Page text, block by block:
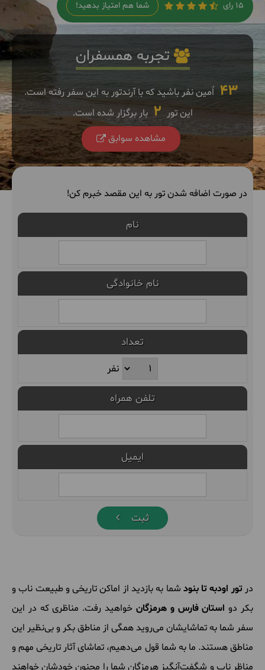
15 رای شما هم امتیاز بدهید!
تجربه همسفران
43 اٌمین نفر باشید که با آرندتور به این سفر رفته است.
این تور 2 بار برگزار شده است.
مشاهده سوابق
در صورت اضافه شدن تور به این مقصد خبرم کن!
نام
نام خانوادگی
تعداد
نفر
تلفن همراه
ایمیل
ثبت
درتور اودبه تا بنود شما به بازدید از اماکن تاریخی و طبیعت ناب و
بکر دو استان فارس و هرمزگان خواهید رفت. مناظری که در این
سفر شما به تماشایشان می‌روید همگی از مناطق بکر و بی‌نظیر این
مناطق هستند. ما به شما قول می‌دهیم، تماشای آثار تاریخی مهم و
مناظر ناب و شگفت‌آنگیز هرمزگان شما را مجنون خودشان خواهند